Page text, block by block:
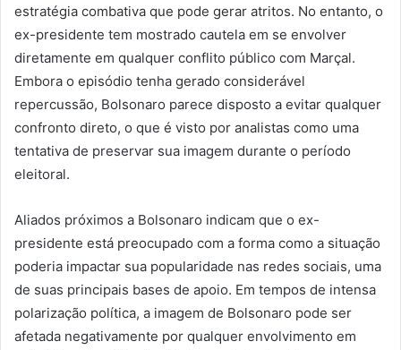
estratégia combativa que pode gerar atritos. No entanto, o
ex-presidente tem mostrado cautela em se envolver
diretamente em qualquer conflito público com Marçal.
Embora o episódio tenha gerado considerável
repercussão, Bolsonaro parece disposto a evitar qualquer
confronto direto, o que é visto por analistas como uma
tentativa de preservar sua imagem durante o período
eleitoral.
Aliados próximos a Bolsonaro indicam que o ex-
presidente está preocupado com a forma como a situação
poderia impactar sua popularidade nas redes sociais, uma
de suas principais bases de apoio. Em tempos de intensa
polarização política, a imagem de Bolsonaro pode ser
afetada negativamente por qualquer envolvimento em